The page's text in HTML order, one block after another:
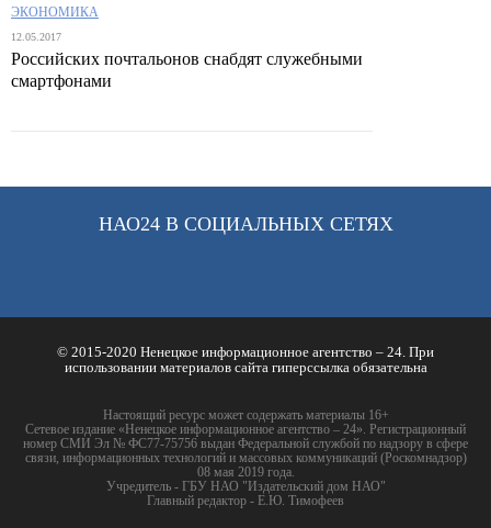
ЭКОНОМИКА
12.05.2017
Российских почтальонов снабдят служебными
смартфонами
НАО24 В СОЦИАЛЬНЫХ СЕТЯХ
© 2015-2020 Ненецкое информационное агентство – 24. При
использовании материалов сайта гиперссылка обязательна
Настоящий ресурс может содержать материалы 16+
Сетевое издание «Ненецкое информационное агентство – 24». Регистрационный
номер СМИ Эл № ФС77-75756 выдан Федеральной службой по надзору в сфере
связи, информационных технологий и массовых коммуникаций (Роскомнадзор)
08 мая 2019 года.
Учредитель - ГБУ НАО "Издательский дом НАО"
Главный редактор - Е.Ю. Тимофеев